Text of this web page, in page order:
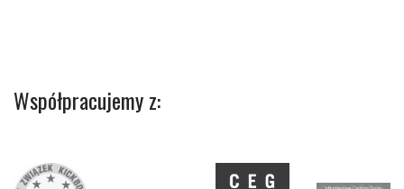
Współpracujemy z: